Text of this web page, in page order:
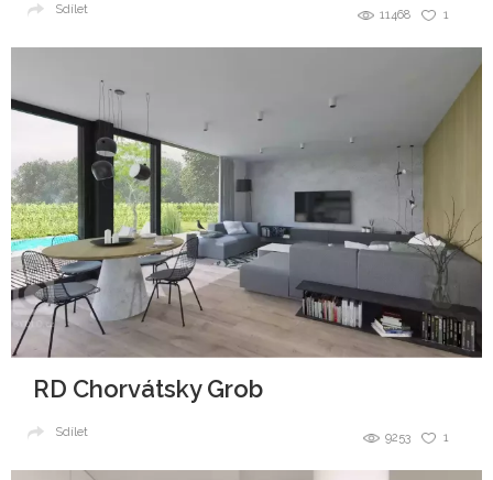
1
11468
Sdílet
RD Chorvátsky Grob
1
9253
Sdílet